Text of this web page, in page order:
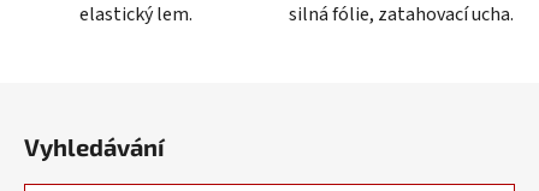
elastický lem.
silná fólie, zatahovací ucha.
Vyhledávání